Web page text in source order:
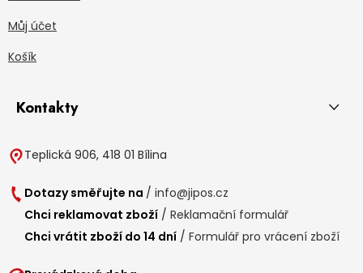
Můj účet
Košík
Kontakty
Teplická 906, 418 01 Bílina
Dotazy směřujte na / info@jipos.cz
Chci reklamovat zboží / Reklamační formulář
Chci vrátit zboží do 14 dní / Formulář pro vrácení zboží